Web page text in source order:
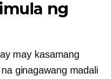
ng
may kasamang
ginagawang madali